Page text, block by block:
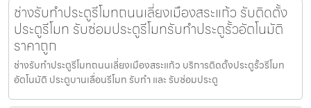
ช่างรับทำประตูรีโมทถนนเลี่ยงเมืองสระแก้ว รับติดตั้ง
ประตูรีโมท รับซ่อมประตูรีโมทรับทำประตูรั้วอัตโนมัติ
ราคาถูก
ช่างรับทำประตูรีโมทถนนเลี่ยงเมืองสระแก้ว บริการติดตั้งประตูรั้วรีโมท
อัตโนมัติ ประตูบานเลื่อนรีโมท รับทำ และ รับซ่อมประตู